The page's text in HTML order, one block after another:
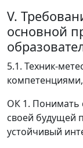
V.
основной
5.1. Техник-
ОК 1. Понимать
своей будущей
устойчивый